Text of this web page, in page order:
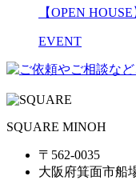
【OPEN
EVENT
SQUARE MINOH
〒562-0035
大阪府箕面市船